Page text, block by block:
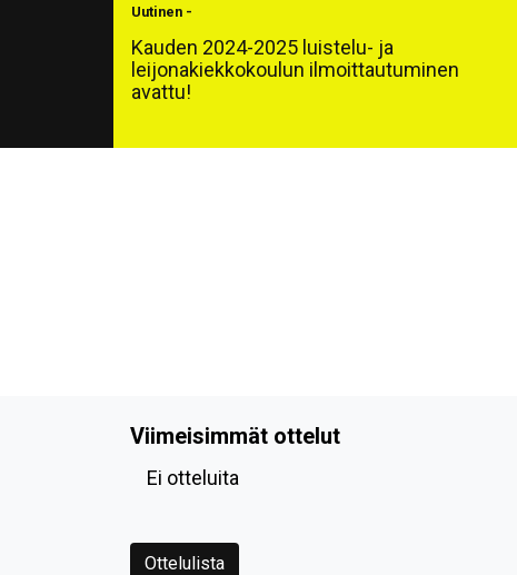
Uutinen -
Kauden 2024-2025 luistelu- ja
leijonakiekkokoulun ilmoittautuminen
avattu!
Viimeisimmät ottelut
Ei otteluita
Ottelulista